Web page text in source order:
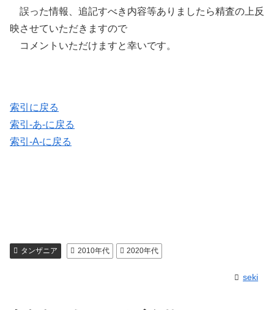
誤った情報、追記すべき内容等ありましたら精査の上反
映させていただきますので
コメントいただけますと幸いです。
索引に戻る
索引-あ-に戻る
索引-A-に戻る
タンザニア 2010年代 2020年代
seki